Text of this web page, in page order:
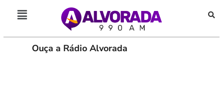
Ouça a Rádio Alvorada